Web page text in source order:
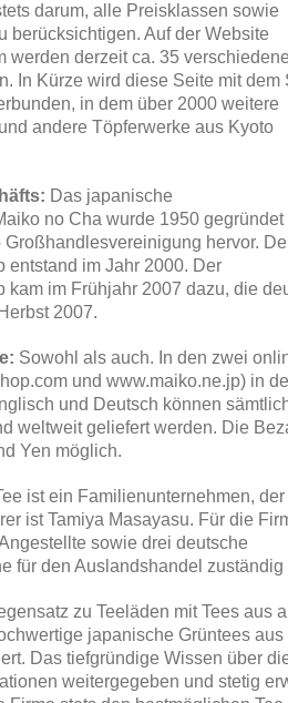
darum, alle Preisklassen sowie
berücksichtigen. Auf der Website
werden derzeit ca. 35
In Kürze wird diese Seite mit dem
in dem über 2000 weitere
andere Töpferwerke aus Kyoto
Das japanische
no Cha wurde 1950 gegründet
hervor.
entstand im Jahr 2000. Der
kam im Frühjahr 2007 dazu, die
2007.
Sowohl als auch. In den zwei
und www.maiko.ne.jp) in
und Deutsch können
weltweit geliefert werden. Die
Yen möglich.
ist ein Familienunternehmen, der
ist Tamiya Masayasu. Für die
sowie drei deutsche
für den Auslandshandel zuständig
zu Teeläden mit Tees aus
japanische Grüntees aus
Das tiefgründige Wissen über
weitergegeben und stetig